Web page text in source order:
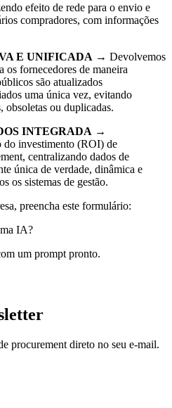
efeito de rede para o envio e
compradores, com informações
E UNIFICADA → Devolvemos
os fornecedores de maneira
são atualizados
uma única vez, evitando
obsoletas ou duplicadas.
INTEGRADA →
do investimento (ROI) de
centralizando dados de
única de verdade, dinâmica e
os sistemas de gestão.
preencha este formulário:
IA?
um prompt pronto.
procurement direto no seu e-mail.